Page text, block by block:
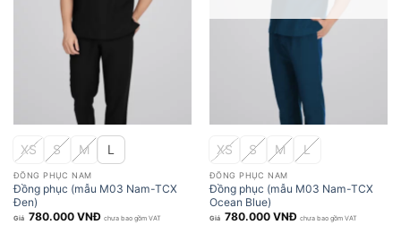
XS S M L
ĐỒNG PHỤC NAM
Đồng phục (mẫu M03 Nam-TCX
Đen)
780.000VNĐ chưa bao gồm VAT
XS S M L
ĐỒNG PHỤC NAM
Đồng phục (mẫu M03 Nam-TCX
Ocean Blue)
780.000VNĐ chưa bao gồm VAT